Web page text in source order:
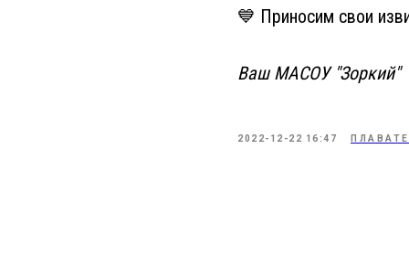
💙 Приносим свои
Ваш МАСОУ "Зоркий"
2022-12-22 16:47